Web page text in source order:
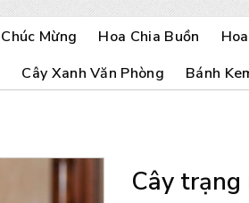
Mừng Hoa Chia Buồn
Cây Xanh Văn Phòng Bánh
Cây trạng